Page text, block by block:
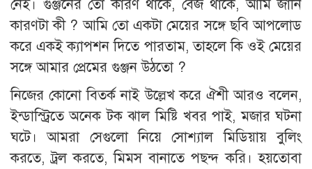
নেই। গুঞ্জনের তো কারণ থাকে, বেজ থাকে, আমি জানি
কারণটা কী ? আমি তো একটা মেয়ের সঙ্গে ছবি আপলোড
করে একই ক্যাপশন দিতে পারতাম, তাহলে কি ওই মেয়ের
সঙ্গে আমার প্রেমের গুঞ্জন উঠতো ?
নিজের কোনো বিতর্ক নাই উল্লেখ করে ঐশী আরও বলেন,
ইন্ডাস্ট্রিতে অনেক টক ঝাল মিষ্টি খবর পাই, মজার ঘটনা
ঘটে। আমরা সেগুলো নিয়ে সোশ্যাল মিডিয়ায় বুলিং
করতে, ট্রল করতে, মিমস বানাতে পছন্দ করি। হয়তোবা